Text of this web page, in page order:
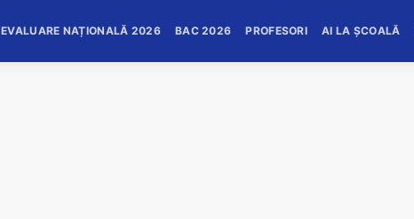
EVALUARE NAȚIONALĂ 2026 BAC 2026 PROFESORI AI LA ȘCOALĂ